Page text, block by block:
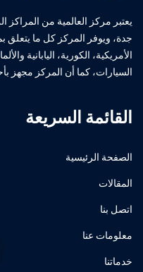
يعتبر مركز العالمية من
جدة، ويوفر المركز كل ما يتعلق
الأمريكية، الكورية، اليابانية
السيارات، كما أن المركز مجهز
القائمة السريعة
الصفحة الرئيسية
المقالات
اتصل بنا
معلومات عنا
خدماتنا